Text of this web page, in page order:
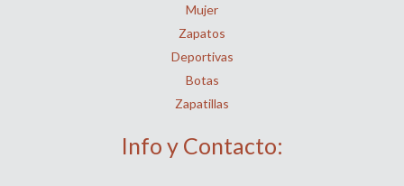
Mujer
Zapatos
Deportivas
Botas
Zapatillas
Info y Contacto: